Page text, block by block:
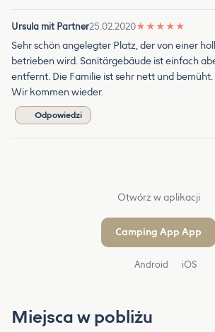
Ursula mit Partner25.02.2020★ ★ ★ ★ ★
Sehr schön angelegter Platz, der von einer
betrieben wird. Sanitärgebäude ist einfach
entfernt. Die Familie ist sehr nett und bemüht.
Wir kommen wieder.
Odpowiedzi
Otwórz w aplikacji
Camping App App
Android iOS
Miejsca w pobliżu